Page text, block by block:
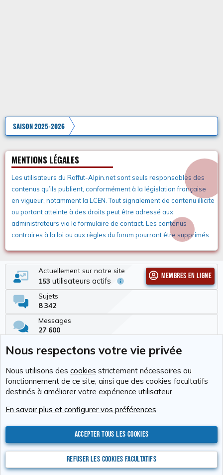
SAISON 2025-2026
MENTIONS LÉGALES
Les utilisateurs du Raffut-Alpin.net sont seuls responsables des
contenus qu’ils publient, conformément à la législation française
en vigueur, notamment la LCEN. Tout signalement de contenu illicite
ou portant atteinte à des droits peut être adressé aux
administrateurs via le formulaire de contact. Les contenus
contraires à la loi ou aux règles du forum pourront être supprimés.
Actuellement sur notre site
153 utilisateurs actifs
Membres en ligne
Sujets
8 342
Messages
27 600
337
Dernier membre
Tchimbé Red
Nous contacter
Conditions générales d'utilisation
ValentinXenforo Add-ons© by ©XenTR
Ultimate Staff Pagecreated by StylesFactory
© Jason Axelrod of 8WAYRUN
XenAtendo 2 PRO© Jason Axelrod of8WAYRUN
Nous respectons votre vie privée
Nous utilisons des cookies strictement nécessaires au
fonctionnement de ce site, ainsi que des cookies facultatifs
destinés à améliorer votre expérience utilisateur.
En savoir plus et configurer vos préférences
Accepter tous les cookies
Refuser les cookies facultatifs